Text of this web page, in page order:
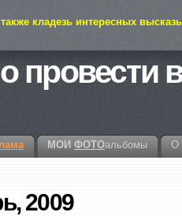
кладезь интересных
провести
МОИ ФОТОальбомы О
2009